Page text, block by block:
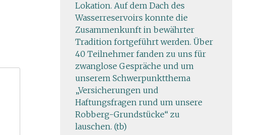
Lokation. Auf dem Dach des
Wasserreservoirs konnte die
Zusammenkunft in bewährter
Tradition fortgeführt werden. Über
40 Teilnehmer fanden zu uns für
zwanglose Gespräche und um
unserem Schwerpunktthema
„Versicherungen und
Haftungsfragen rund um unsere
Robberg-Grundstücke“ zu
lauschen. (tb)